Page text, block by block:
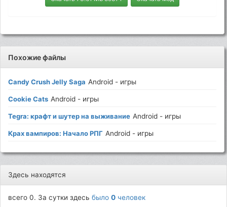
Похожие файлы
Candy Crush Jelly Saga Android - игры
Cookie Cats Android - игры
Tegra: крафт и шутер на выживание Android - игры
Крах вампиров: Начало РПГ Android - игры
Здесь находятся
всего 0. За сутки здесьбыло0 человек